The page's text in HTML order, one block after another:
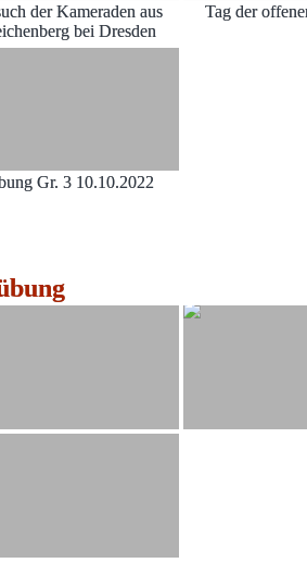
der Kameraden aus
bei Dresden
Tag der
Gr. 3 10.10.2022